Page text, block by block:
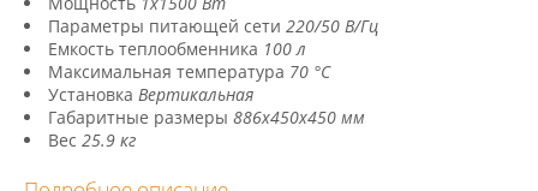
Параметры питающей сети 220/50 В/Гц
Емкость теплообменника 100 л
Максимальная температура 70 °С
Установка Вертикальная
Габаритные размеры 886х450х450 мм
Вес 25.9 кг